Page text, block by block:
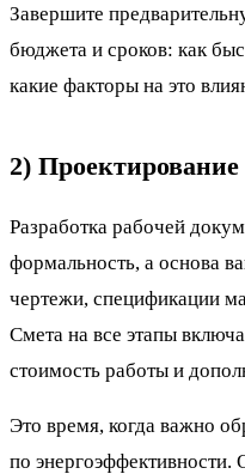
Завершите
бюджета и сроков: как
какие факторы на это
2) Проектирование
Разработка рабочей
формальность, а основа
чертежи, спецификации
Смета на все этапы
стоимость работы и
Это время, когда важно
по энергоэффективности.